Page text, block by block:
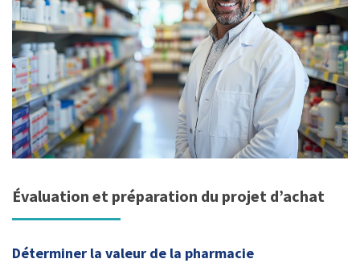
Évaluation et préparation du projet d’achat
Déterminer la valeur de la pharmacie